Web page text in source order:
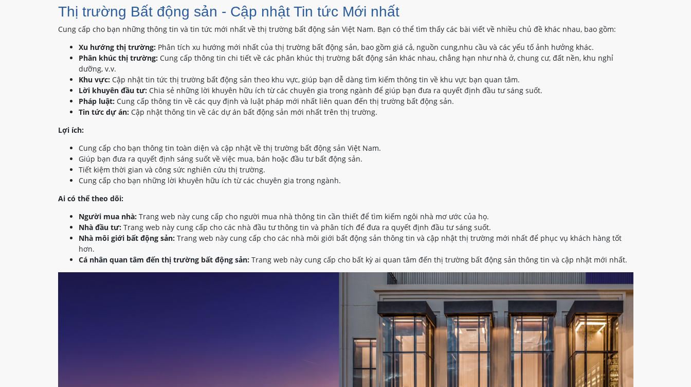
Thị trường Bất động sản - Cập nhật Tin tức Mới nhất
Cung cấp cho bạn những thông tin và tin tức mới nhất về thị trường bất động sản Việt Nam. Bạn có thể tìm thấy các bài viết về nhiều chủ đề khác nhau, bao gồm:
Xu hướng thị trường:Phân tích xu hướng mới nhất của thị trường bất động sản, bao gồm giá cả, nguồn cung,nhu cầu và các yếu tố ảnh hưởng khác.
Phân khúc thị trường:Cung cấp thông tin chi tiết về các phân khúc thị trường bất động sản khác nhau, chẳng hạn như nhà ở, chung cư, đất nền, khu nghỉ
dưỡng, v.v.
Khu vực:Cập nhật tin tức thị trường bất động sản theo khu vực, giúp bạn dễ dàng tìm kiếm thông tin về khu vực bạn quan tâm.
Lời khuyên đầu tư:Chia sẻ những lời khuyên hữu ích từ các chuyên gia trong ngành để giúp bạn đưa ra quyết định đầu tư sáng suốt.
Pháp luật:Cung cấp thông tin về các quy định và luật pháp mới nhất liên quan đến thị trường bất động sản.
Tin tức dự án:Cập nhật thông tin về các dự án bất động sản mới nhất trên thị trường.
Lợi ích:
Cung cấp cho bạn thông tin toàn diện và cập nhật về thị trường bất động sản Việt Nam.
Giúp bạn đưa ra quyết định sáng suốt về việc mua, bán hoặc đầu tư bất động sản.
Tiết kiệm thời gian và công sức nghiên cứu thị trường.
Cung cấp cho bạn những lời khuyên hữu ích từ các chuyên gia trong ngành.
Ai có thể theo dõi:
Người mua nhà:Trang web này cung cấp cho người mua nhà thông tin cần thiết để tìm kiếm ngôi nhà mơ ước của họ.
Nhà đầu tư:Trang web này cung cấp cho các nhà đầu tư thông tin và phân tích để đưa ra quyết định đầu tư sáng suốt.
Nhà môi giới bất động sản:Trang web này cung cấp cho các nhà môi giới bất động sản thông tin và cập nhật thị trường mới nhất để phục vụ khách hàng tốt
hơn.
Cá nhân quan tâm đến thị trường bất động sản:Trang web này cung cấp cho bất kỳ ai quan tâm đến thị trường bất động sản thông tin và cập nhật mới nhất.